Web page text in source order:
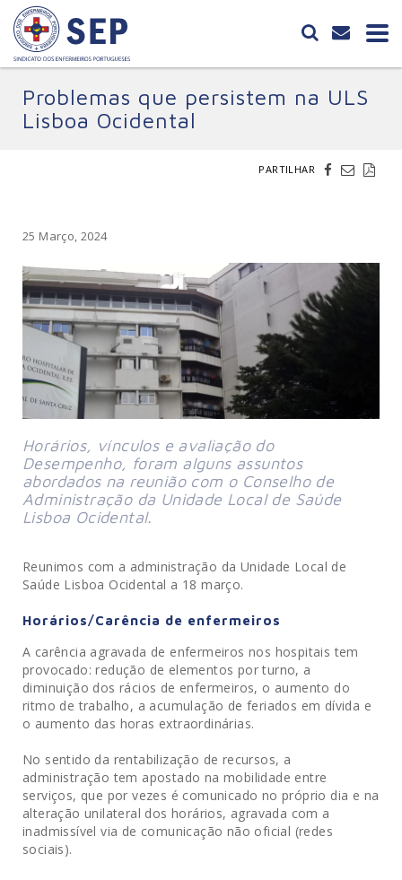
Problemas que persistem na ULS
Lisboa Ocidental
PARTILHAR
25 Março, 2024
Horários, vínculos e avaliação do
Desempenho, foram alguns assuntos
abordados na reunião com o Conselho de
Administração da Unidade Local de Saúde
Lisboa Ocidental.
Reunimos com a administração da Unidade Local de
Saúde Lisboa Ocidental a 18 março.
Horários/Carência de enfermeiros
A carência agravada de enfermeiros nos hospitais tem
provocado: redução de elementos por turno, a
diminuição dos rácios de enfermeiros, o aumento do
ritmo de trabalho, a acumulação de feriados em dívida e
o aumento das horas extraordinárias.
No sentido da rentabilização de recursos, a
administração tem apostado na mobilidade entre
serviços, que por vezes é comunicado no próprio dia e na
alteração unilateral dos horários, agravada com a
inadmissível via de comunicação não oficial (redes
sociais).